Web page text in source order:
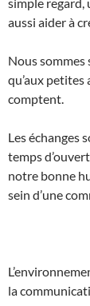
aussi aider à
Nous sommes
qu’aux petites
comptent.
Les échanges
temps
notre bonne
sein d’une
la